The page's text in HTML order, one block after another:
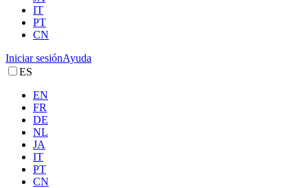
IT
PT
CN
Iniciar sesiónAyuda
ES
EN
FR
DE
NL
JA
IT
PT
CN